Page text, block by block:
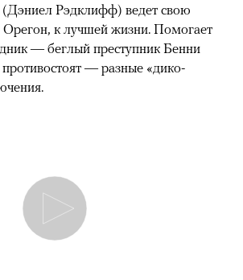
Рэдклифф) ведет свою
Орегон, к лучшей жизни. Помогает
— беглый преступник Бенни
— разные «дико-